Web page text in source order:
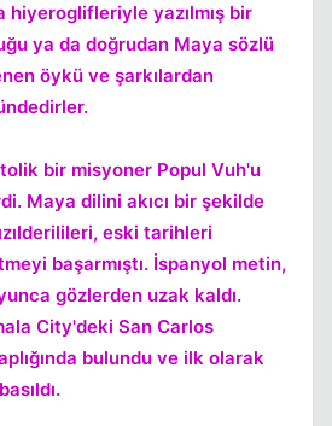
hiyeroglifleriyle yazılmış bir
ya da doğrudan Maya sözlü
öykü ve şarkılardan
bir misyoner Popul Vuh'u
Maya dilini akıcı bir şekilde
eski tarihleri
başarmıştı. İspanyol metin,
gözlerden uzak kaldı.
City'deki San Carlos
bulundu ve ilk olarak